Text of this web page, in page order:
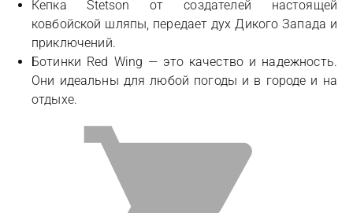
Кепка Stetson от создателей настоящей
ковбойской шляпы, передает дух Дикого Запада и
приключений.
Ботинки Red Wing — это качество и надежность.
Они идеальны для любой погоды и в городе и на
отдыхе.